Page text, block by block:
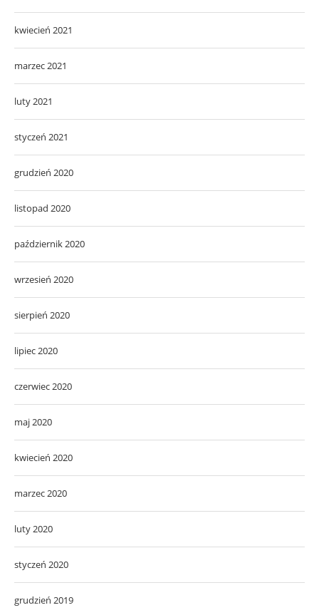
kwiecień 2021
marzec 2021
luty 2021
styczeń 2021
grudzień 2020
listopad 2020
październik 2020
wrzesień 2020
sierpień 2020
lipiec 2020
czerwiec 2020
maj 2020
kwiecień 2020
marzec 2020
luty 2020
styczeń 2020
grudzień 2019